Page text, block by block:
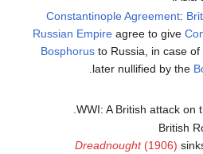
Constantinople Agreement:
Russian Empire agree to give
Bosphorus to Russia, in case
later nullified by the
WWI: A British attack on
British
Dreadnought(1906)